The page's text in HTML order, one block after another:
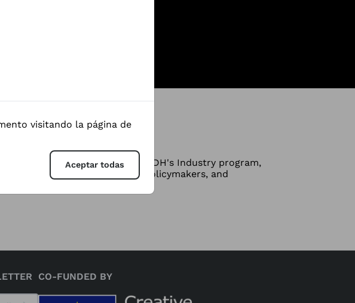
and love the festival. The FIFDH's Industry program,
figures from organizations, policymakers, and
edition.
CO-FUNDED BY
visitando la página de
Aceptar todas